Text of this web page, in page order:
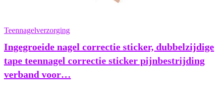
Teennagelverzorging
Ingegroeide nagel correctie sticker, dubbelzijdige
tape teennagel correctie sticker pijnbestrijding
verband voor…